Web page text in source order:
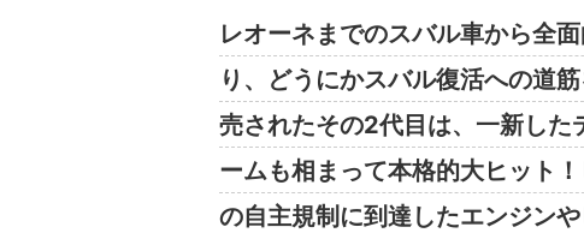
レオーネまでのスバル車から全
り、どうにかスバル復活への道
売されたその2代目は、一新し
ームも相まって本格的大ヒット
の自主規制に到達したエンジン